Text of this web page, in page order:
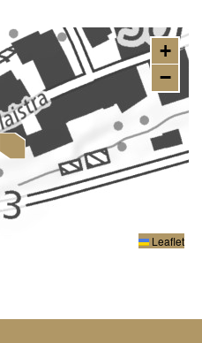
+
−
Leaflet